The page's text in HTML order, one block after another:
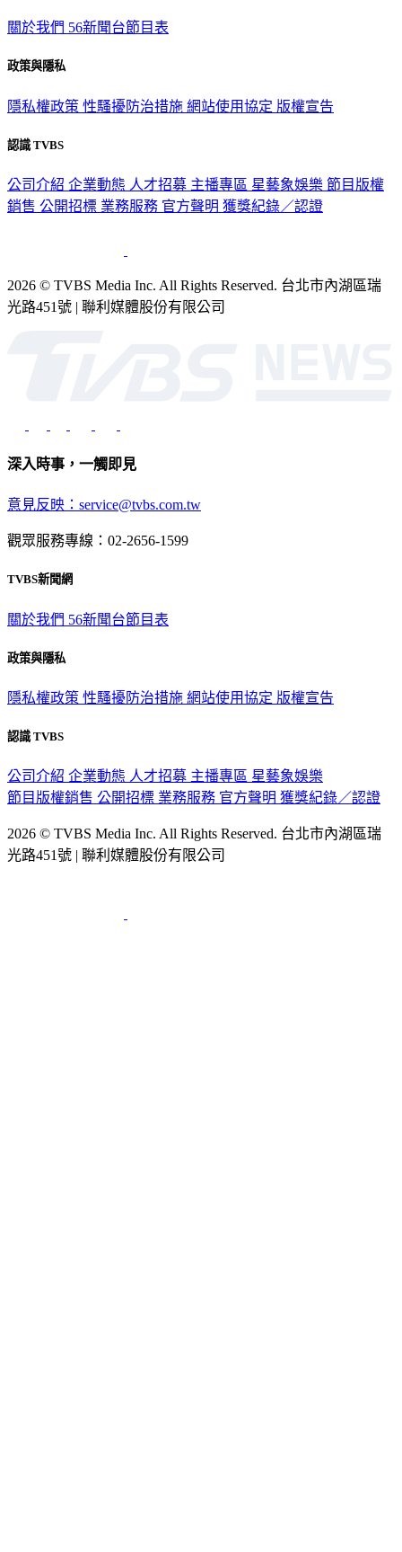
關於我們 56新聞台節目表
政策與隱私
隱私權政策 性騷擾防治措施 網站使用協定 版權宣告
認識 TVBS
公司介紹 企業動態 人才招募 主播專區 星藝象娛樂 節目版權
銷售 公開招標 業務服務 官方聲明 獲獎紀錄／認證
2026 © TVBS Media Inc. All Rights Reserved. 台北市內湖區瑞
光路451號 | 聯利媒體股份有限公司
深入時事，一觸即見
意見反映：service@tvbs.com.tw
觀眾服務專線：02-2656-1599
TVBS新聞網
關於我們 56新聞台節目表
政策與隱私
隱私權政策 性騷擾防治措施 網站使用協定 版權宣告
認識 TVBS
公司介紹 企業動態 人才招募 主播專區 星藝象娛樂
節目版權銷售 公開招標 業務服務 官方聲明 獲獎紀錄／認證
2026 © TVBS Media Inc. All Rights Reserved. 台北市內湖區瑞
光路451號 | 聯利媒體股份有限公司